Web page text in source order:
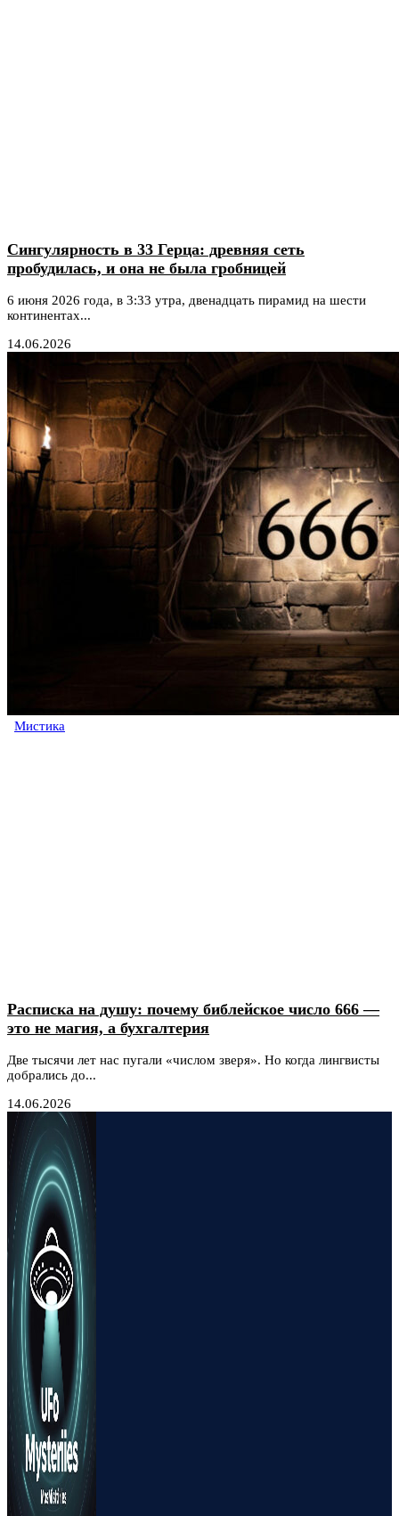
Сингулярность в 33 Герца: древняя сеть
пробудилась, и она не была гробницей
6 июня 2026 года, в 3:33 утра, двенадцать пирамид на шести
континентах...
14.06.2026
Мистика
Расписка на душу: почему библейское число 666 —
это не магия, а бухгалтерия
Две тысячи лет нас пугали «числом зверя». Но когда лингвисты
добрались до...
14.06.2026